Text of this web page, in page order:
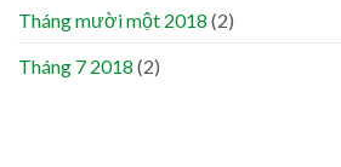
Tháng mười một 2018 (2)
Tháng 7 2018 (2)